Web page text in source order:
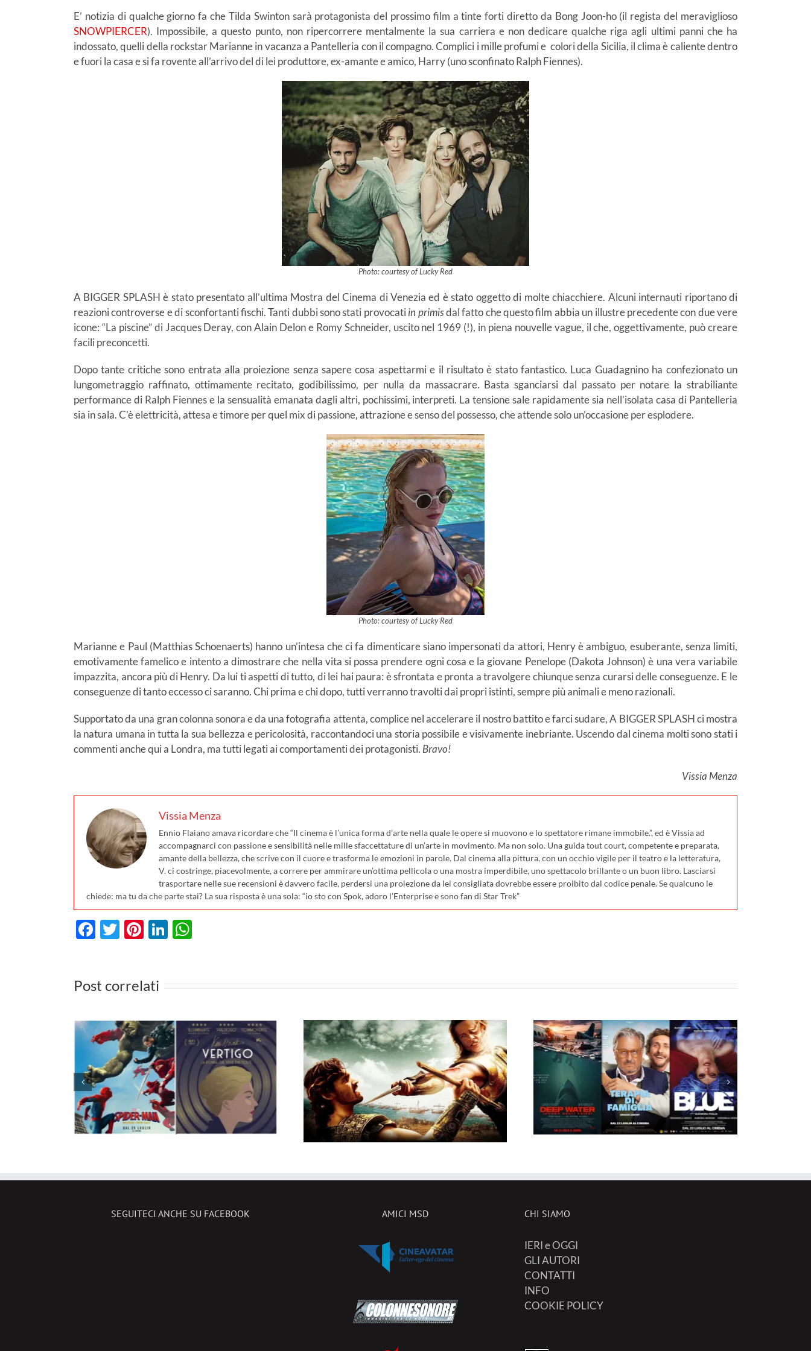
E’ notizia di qualche giorno fa che Tilda Swinton sarà protagonista del prossimo film a tinte forti diretto da Bong Joon-ho (il regista del meraviglioso
SNOWPIERCER). Impossibile, a questo punto, non ripercorrere mentalmente la sua carriera e non dedicare qualche riga agli ultimi panni che ha
indossato, quelli della rockstar Marianne in vacanza a Pantelleria con il compagno. Complici i mille profumi e colori della Sicilia, il clima è caliente dentro
e fuori la casa e si fa rovente all’arrivo del di lei produttore, ex-amante e amico, Harry (uno sconfinato Ralph Fiennes).
Photo: courtesy of Lucky Red
A BIGGER SPLASH è stato presentato all’ultima Mostra del Cinema di Venezia ed è stato oggetto di molte chiacchiere. Alcuni internauti riportano di
reazioni controverse e di sconfortanti fischi. Tanti dubbi sono stati provocatiin primisdal fatto che questo film abbia un illustre precedente con due vere
icone: “La piscine” di Jacques Deray, con Alain Delon e Romy Schneider, uscito nel 1969 (!), in piena nouvelle vague, il che, oggettivamente, può creare
facili preconcetti.
Dopo tante critiche sono entrata alla proiezione senza sapere cosa aspettarmi e il risultato è stato fantastico. Luca Guadagnino ha confezionato un
lungometraggio raffinato, ottimamente recitato, godibilissimo, per nulla da massacrare. Basta sganciarsi dal passato per notare la strabiliante
performance di Ralph Fiennes e la sensualità emanata dagli altri, pochissimi, interpreti. La tensione sale rapidamente sia nell’isolata casa di Pantelleria
sia in sala. C’è elettricità, attesa e timore per quel mix di passione, attrazione e senso del possesso, che attende solo un’occasione per esplodere.
Photo: courtesy of Lucky Red
Marianne e Paul (Matthias Schoenaerts) hanno un’intesa che ci fa dimenticare siano impersonati da attori, Henry è ambiguo, esuberante, senza limiti,
emotivamente famelico e intento a dimostrare che nella vita si possa prendere ogni cosa e la giovane Penelope (Dakota Johnson) è una vera variabile
impazzita, ancora più di Henry. Da lui ti aspetti di tutto, di lei hai paura: è sfrontata e pronta a travolgere chiunque senza curarsi delle conseguenze. E le
conseguenze di tanto eccesso ci saranno. Chi prima e chi dopo, tutti verranno travolti dai propri istinti, sempre più animali e meno razionali.
Supportato da una gran colonna sonora e da una fotografia attenta, complice nel accelerare il nostro battito e farci sudare, A BIGGER SPLASH ci mostra
la natura umana in tutta la sua bellezza e pericolosità, raccontandoci una storia possibile e visivamente inebriante. Uscendo dal cinema molti sono stati i
commenti anche qui a Londra, ma tutti legati ai comportamenti dei protagonisti. Bravo!
Vissia Menza
Vissia Menza
Ennio Flaiano amava ricordare che “Il cinema è l’unica forma d’arte nella quale le opere si muovono e lo spettatore rimane immobile.”, ed è Vissia ad
accompagnarci con passione e sensibilità nelle mille sfaccettature di un’arte in movimento. Ma non solo. Una guida tout court, competente e preparata,
amante della bellezza, che scrive con il cuore e trasforma le emozioni in parole. Dal cinema alla pittura, con un occhio vigile per il teatro e la letteratura,
V. ci costringe, piacevolmente, a correre per ammirare un’ottima pellicola o una mostra imperdibile, uno spettacolo brillante o un buon libro. Lasciarsi
trasportare nelle sue recensioni è davvero facile, perdersi una proiezione da lei consigliata dovrebbe essere proibito dal codice penale. Se qualcuno le
chiede: ma tu da che parte stai? La sua risposta è una sola: “io sto con Spok, adoro l’Enterprise e sono fan di Star Trek”
Facebook
Twitter
Pinterest
LinkedIn
Post correlati
I film da vedere in TV dal
27 luglio al 2 agosto 2026
I film in uscita al cinema il
23 luglio: da Terapia di
Famiglia e Deep Water,
ecco le novità in sala!
SEGUITECI ANCHE SU FACEBOOK AMICI MSD CHI SIAMO
IERI e OGGI
GLI AUTORI
CONTATTI
INFO
COOKIE POLICY